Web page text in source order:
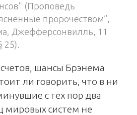
(Проповедь
пророчеством”,
Джефферсонвилль, 11
25).
шансы Брэнема
ли говорить, что в ни
с тех пор два
мировых систем не